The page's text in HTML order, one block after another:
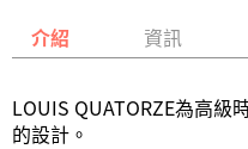
介紹 資訊
LOUIS QUATORZE為高
的設計。